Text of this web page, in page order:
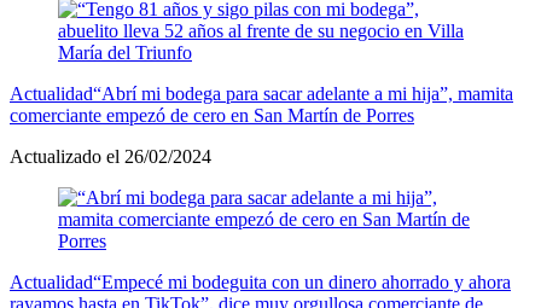
Actualidad“Abrí mi bodega para sacar adelante a mi hija”, mamita
comerciante empezó de cero en San Martín de Porres
Actualizado el 26/02/2024
Actualidad“Empecé mi bodeguita con un dinero ahorrado y ahora
rayamos hasta en TikTok”, dice muy orgullosa comerciante de